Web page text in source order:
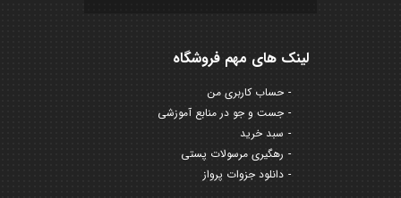
لینک های مهم فروشگاه
حساب کاربری من
جست و جو در منابع آموزشی
سبد خرید
رهگیری مرسولات پستی
دانلود جزوات پرواز